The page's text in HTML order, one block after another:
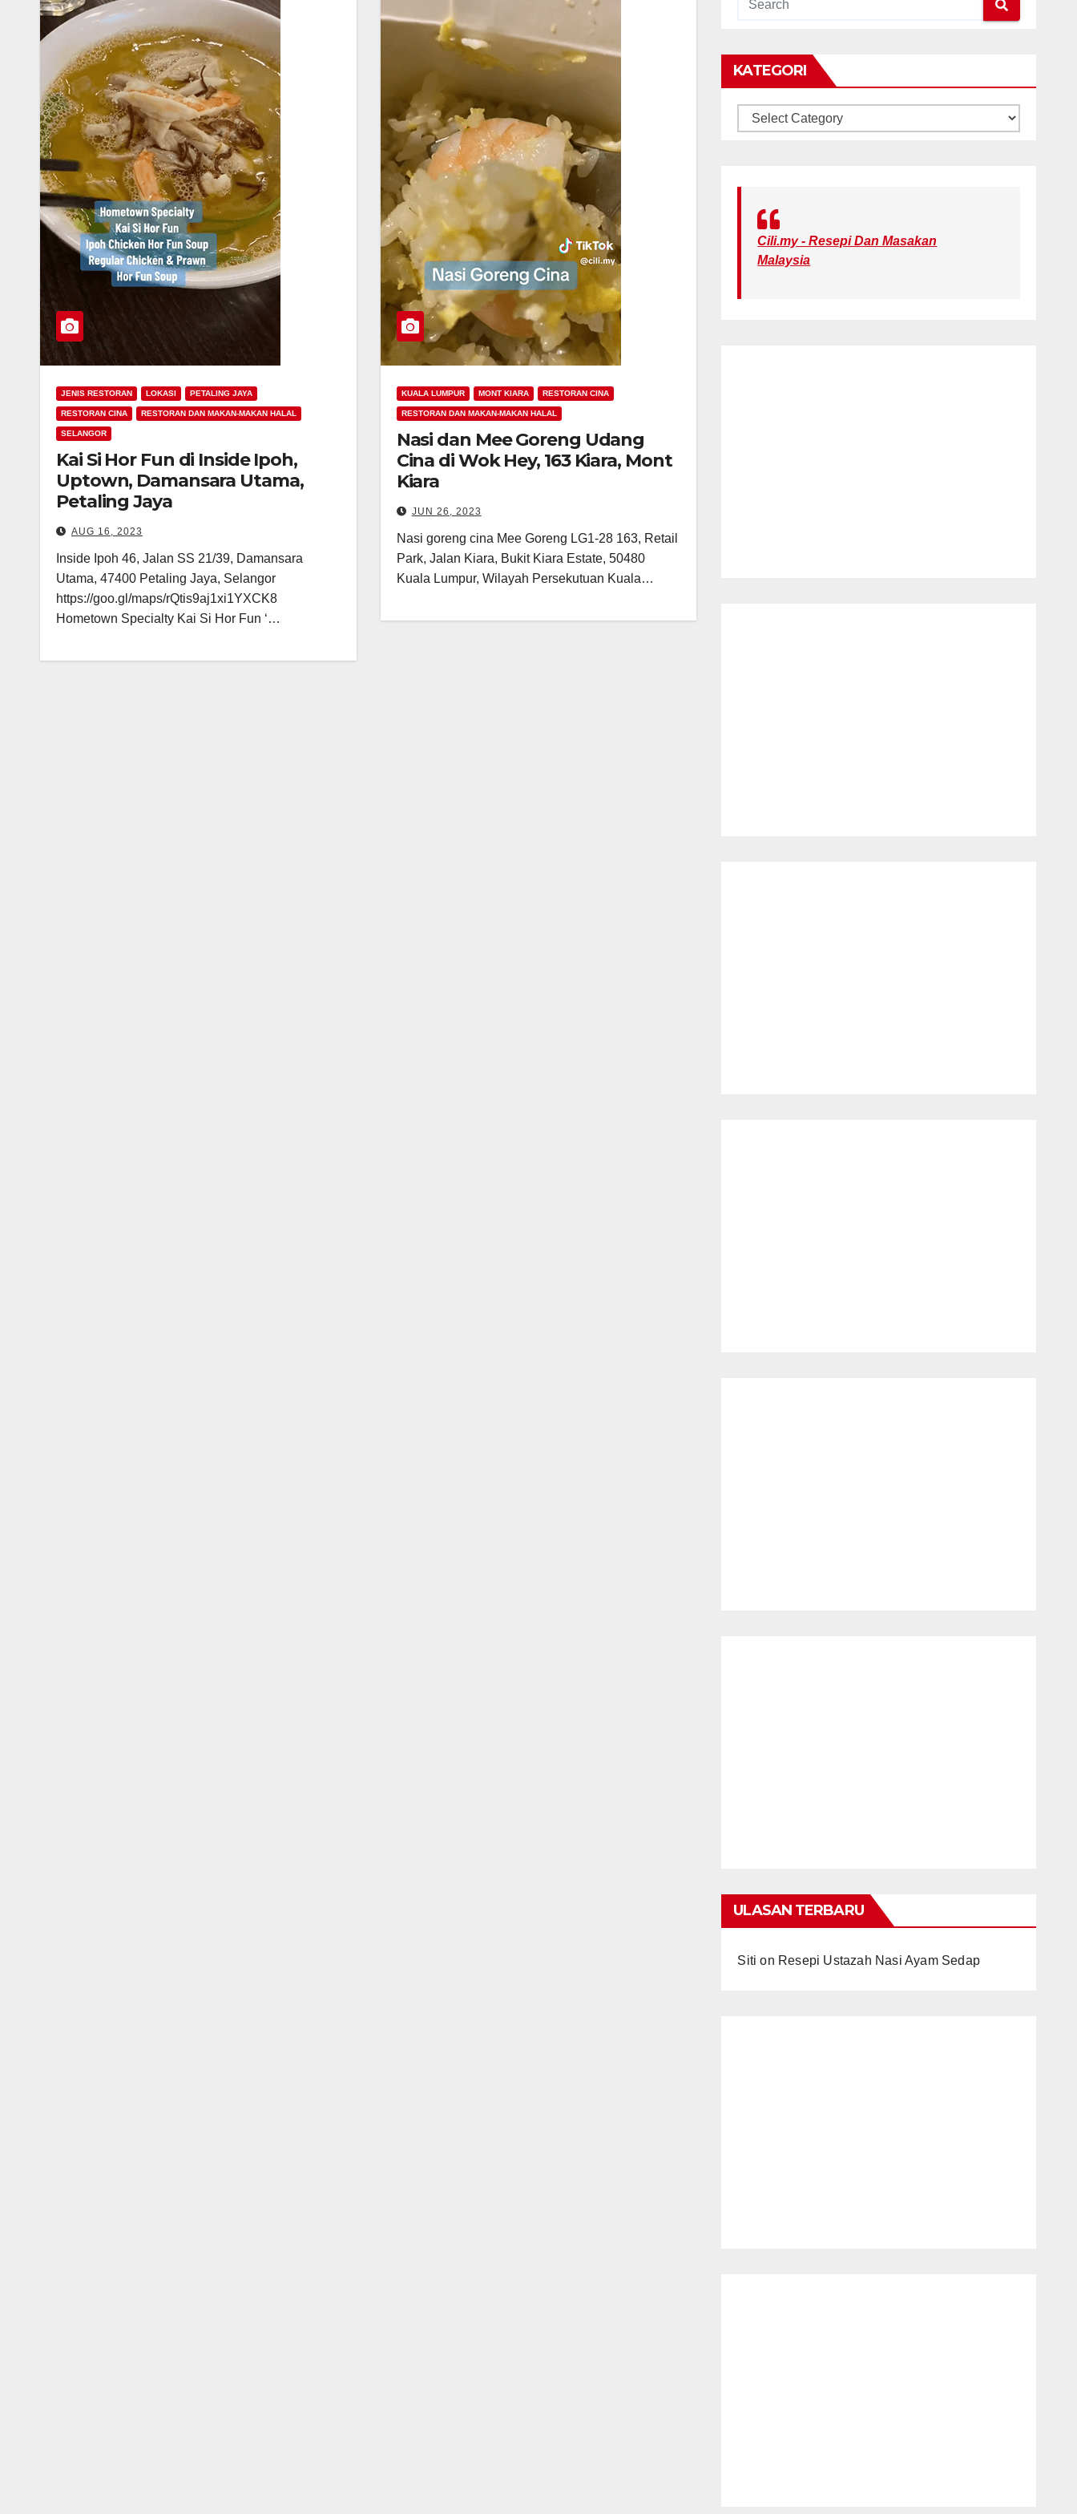
JENIS RESTORAN LOKASI PETALING JAYA
RESTORAN CINA RESTORAN DAN MAKAN-MAKAN HALAL
SELANGOR
Kai Si Hor Fun di Inside Ipoh,
Uptown, Damansara Utama,
Petaling Jaya
AUG 16, 2023
Inside Ipoh 46, Jalan SS 21/39, Damansara
Utama, 47400 Petaling Jaya, Selangor
https://goo.gl/maps/rQtis9aj1xi1YXCK8
Hometown Specialty Kai Si Hor Fun ‘…
KUALA LUMPUR MONT KIARA RESTORAN CINA
RESTORAN DAN MAKAN-MAKAN HALAL
Nasi dan Mee Goreng Udang
Cina di Wok Hey, 163 Kiara, Mont
Kiara
JUN 26, 2023
Nasi goreng cina Mee Goreng LG1-28 163, Retail
Park, Jalan Kiara, Bukit Kiara Estate, 50480
Kuala Lumpur, Wilayah Persekutuan Kuala…
KATEGORI
KATEGORI
Cili.my - Resepi Dan Masakan
Malaysia
ULASAN TERBARU
Siti on Resepi Ustazah Nasi Ayam Sedap